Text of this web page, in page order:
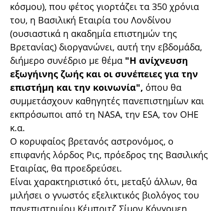
κόσμου), που φέτος γιορτάζει τα 350 χρόνια
του, η Βασιλική Εταιρία του Λονδίνου
(ουσιαστικά η ακαδημία επιστημών της
Βρετανίας) διοργανώνει, αυτή την εβδομάδα,
διήμερο συνέδριο με θέμα "Η ανίχνευση
εξωγήινης ζωής και οι συνέπειες για την
επιστήμη και την κοινωνία", όπου θα
συμμετάσχουν καθηγητές πανεπιστημίων και
εκπρόσωποι από τη NASA, την ESA, τον ΟΗΕ
κ.α.
Ο κορυφαίος βρετανός αστρονόμος, ο
επιφανής λόρδος Ρις, πρόεδρος της Βασιλικής
Εταιρίας, θα προεδρεύσει.
Είναι χαρακτηριστικό ότι, μεταξύ άλλων, θα
μιλήσει ο γνωστός εξελικτικός βιολόγος του
πανεπιστημίου Κέμπριτζ Σίμον Κόνγουεη